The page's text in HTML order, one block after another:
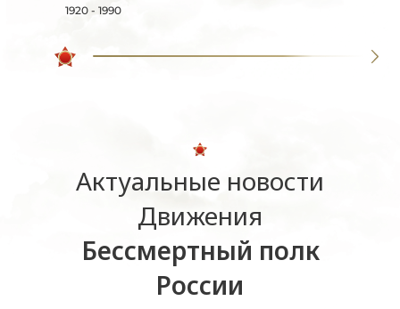
1920 - 1990
Актуальные новости
Движения
Бессмертный полк
России